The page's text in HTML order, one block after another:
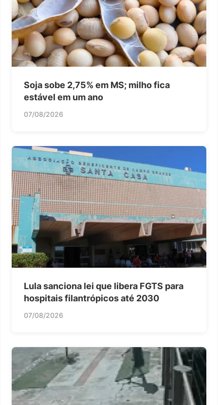
Soja sobe 2,75% em MS; milho fica
estável em um ano
07/08/2026
Lula sanciona lei que libera FGTS para
hospitais filantrópicos até 2030
07/08/2026